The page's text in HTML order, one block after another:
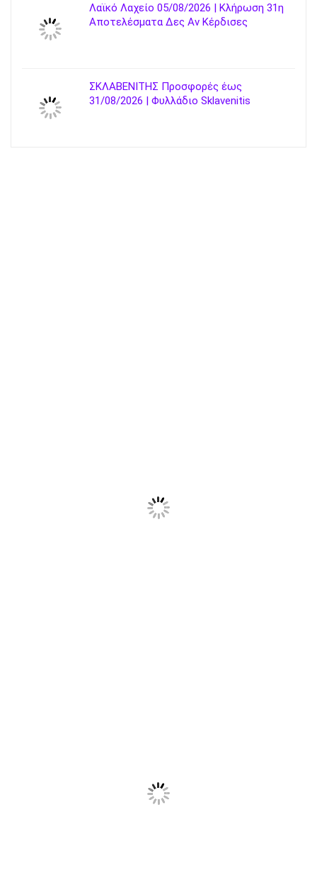
Λαϊκό Λαχείο 05/08/2026 | Κλήρωση 31η
Αποτελέσματα Δες Αν Κέρδισες
ΣΚΛΑΒΕΝΙΤΗΣ Προσφορές έως
31/08/2026 | Φυλλάδιο Sklavenitis